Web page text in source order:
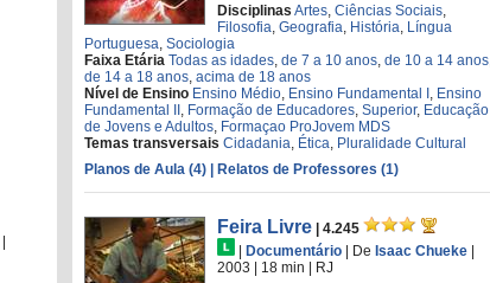
Disciplinas Artes Ciências Sociais
Filosofia Geografia História Língua
Portuguesa Sociologia
Faixa Etária Todas as idades de 7 a 10 anos de 10 a 14 anos
de 14 a 18 anos acima de 18 anos
Nível de Ensino Ensino Médio Ensino Fundamental I Ensino
Fundamental II Formação de Educadores Superior, Educação
de Jovens e Adultos Formaçao ProJovem MDS
Temas transversais Cidadania Ética Pluralidade Cultural
Planos de Aula (4) | Relatos de Professores (1)
Feira Livre | 4.245
| Documentário | De Isaac Chueke |
2003 | 18 min | RJ